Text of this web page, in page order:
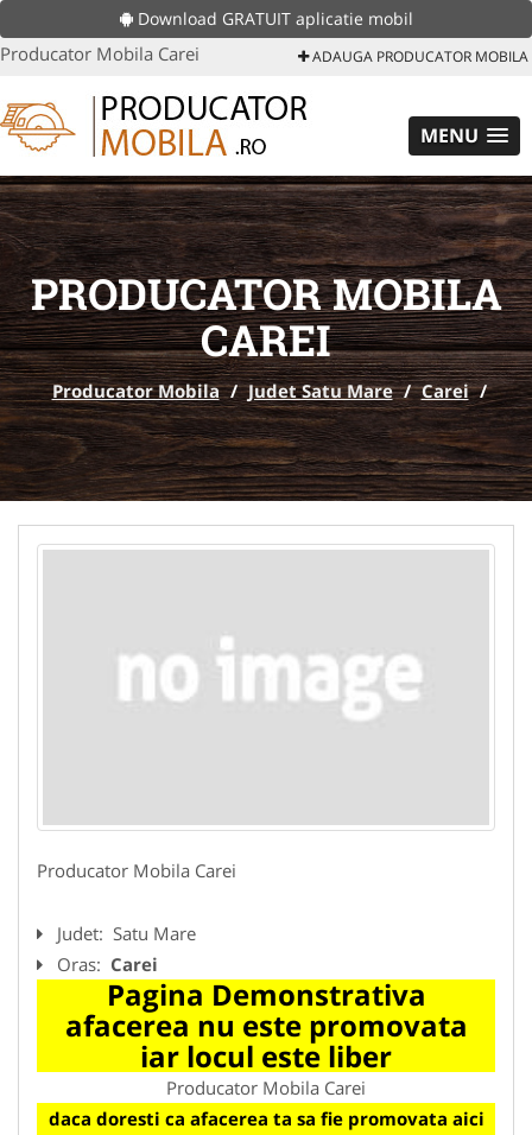
Download GRATUIT aplicatie mobil
Producator Mobila Carei ADAUGA PRODUCATOR MOBILA
MENU
PRODUCATOR MOBILA
CAREI
Producator Mobila / Judet Satu Mare / Carei /
Producator Mobila Carei
Judet: Satu Mare
Oras: Carei
Pagina Demonstrativa
afacerea nu este promovata
iar locul este liber
Producator Mobila Carei
daca doresti ca afacerea ta sa fie promovata aici